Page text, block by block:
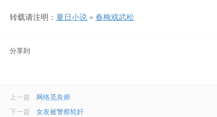
转载请注明： 夏日小说 » 春梅戏武松
分享到
上一篇
网络觅良师
女友被警察轮奸
下一篇